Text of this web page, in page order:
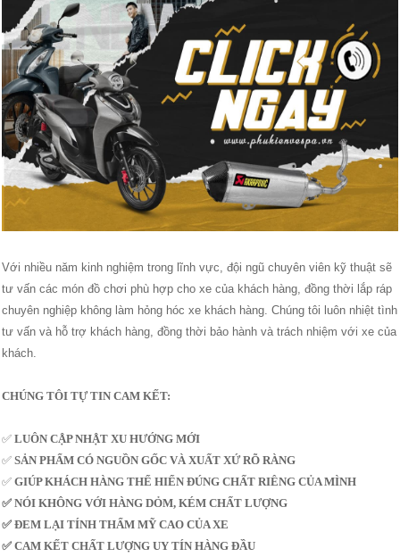
Với nhiều năm kinh nghiệm trong lĩnh vực, đội ngũ chuyên viên kỹ thuật sẽ
tư vấn các món đồ chơi phù hợp cho xe của khách hàng, đồng thời lắp ráp
chuyên nghiệp không làm hỏng hóc xe khách hàng. Chúng tôi luôn nhiệt tình
tư vấn và hỗ trợ khách hàng, đồng thời bảo hành và trách nhiệm với xe của
khách.
CHÚNG TÔI TỰ TIN CAM KẾT:
✅LUÔN CẬP NHẬT XU HƯỚNG MỚI
✅SẢN PHẨM CÓ NGUỒN GỐC VÀ XUẤT XỨ RÕ RÀNG
✅ GIÚP KHÁCH HÀNG THỂ HIỂN ĐÚNG CHẤT RIÊNG CỦA MÌNH
✅ NÓI KHÔNG VỚI HÀNG DỎM, KÉM CHẤT LƯỢNG
✅ ĐEM LẠI TÍNH THẨM MỸ CAO CỦA XE
✅ CAM KẾT CHẤT LƯỢNG UY TÍN HÀNG ĐẦU